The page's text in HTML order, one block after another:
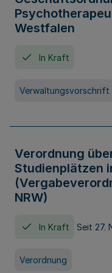
Westfalen
In Kraft
Verwaltungsvorschrift
Verordnung
Studienplätzen
NRW)
In Kraft Seit 27.
Verordnung